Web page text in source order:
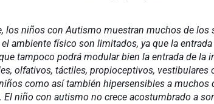
Autismo muestran muchos de los
ambiente físico son limitados, ya que la
tampoco podrá modular bien la entrada de la
olfativos, táctiles, propioceptivos, vestibulares
como así también hipersensibles a
niño con autismo no crece acostumbrado a